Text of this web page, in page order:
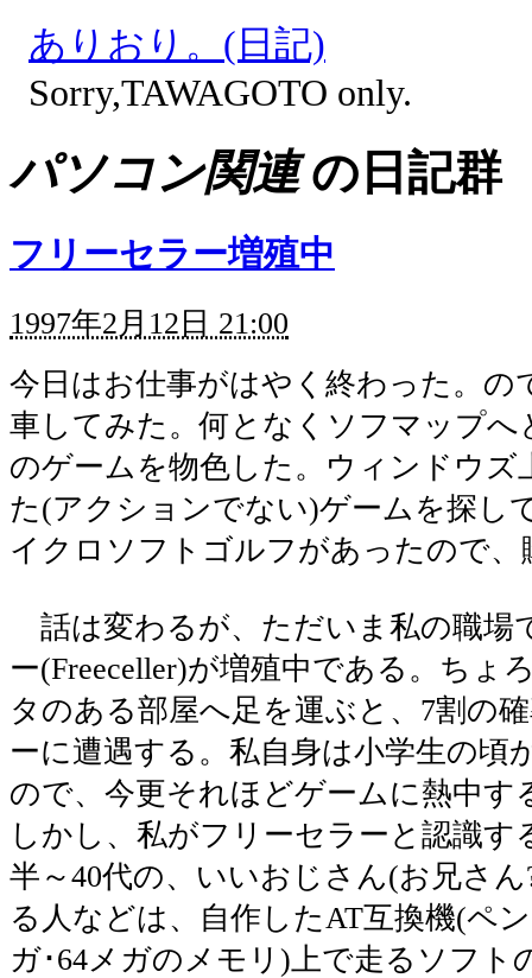
ありおり。(日記)
Sorry,TAWAGOTO only.
パソコン関連の日記群
フリーセラー増殖中
1997年2月12日 21:00
今日はお仕事がはやく終わった。の
車してみた。何となくソフマップへ
のゲームを物色した。ウィンドウズ
た(アクションでない)ゲームを探し
イクロソフトゴルフがあったので、
話は変わるが、ただいま私の職場
ー(Freeceller)が増殖中である。ちょ
タのある部屋へ足を運ぶと、7割の
ーに遭遇する。私自身は小学生の頃
ので、今更それほどゲームに熱中す
しかし、私がフリーセラーと認識す
半～40代の、いいおじさん(お兄さ
る人などは、自作したAT互換機(ペ
ガ･64メガのメモリ)上で走るソフト